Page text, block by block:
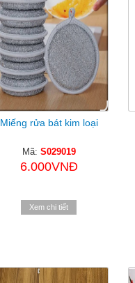
Miếng rửa bát kim loại
Mã: S029019
6.000VNĐ
Xem chi tiết